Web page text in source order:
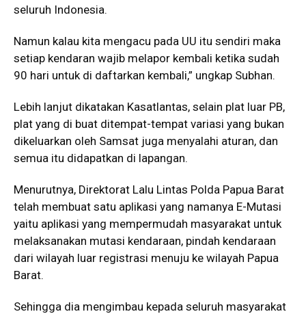
seluruh Indonesia.
Namun kalau kita mengacu pada UU itu sendiri maka
setiap kendaran wajib melapor kembali ketika sudah
90 hari untuk di daftarkan kembali,” ungkap Subhan.
Lebih lanjut dikatakan Kasatlantas, selain plat luar PB,
plat yang di buat ditempat-tempat variasi yang bukan
dikeluarkan oleh Samsat juga menyalahi aturan, dan
semua itu didapatkan di lapangan.
Menurutnya, Direktorat Lalu Lintas Polda Papua Barat
telah membuat satu aplikasi yang namanya E-Mutasi
yaitu aplikasi yang mempermudah masyarakat untuk
melaksanakan mutasi kendaraan, pindah kendaraan
dari wilayah luar registrasi menuju ke wilayah Papua
Barat.
Sehingga dia mengimbau kepada seluruh masyarakat